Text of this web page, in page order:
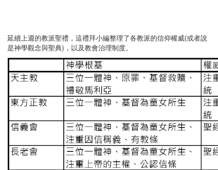
延續上週的教派聖禮，這禮拜小編整理了各教派的信仰權威(或者說
是神學觀念與聖典)，以及教會治理制度。